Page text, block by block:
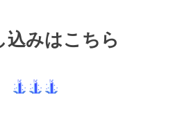
込みはこちら